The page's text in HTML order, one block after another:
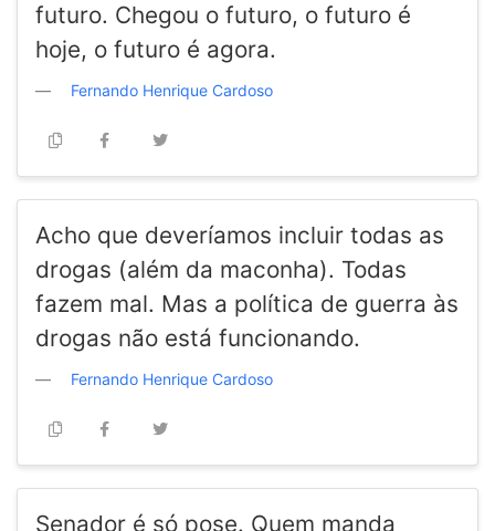
futuro. Chegou o futuro, o futuro é
hoje, o futuro é agora.
Fernando Henrique Cardoso
Acho que deveríamos incluir todas as
drogas (além da maconha). Todas
fazem mal. Mas a política de guerra às
drogas não está funcionando.
Fernando Henrique Cardoso
Senador é só pose. Quem manda